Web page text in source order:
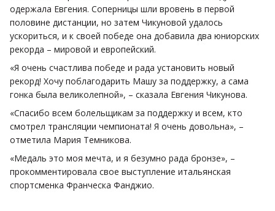
одержала Евгения. Соперницы шли вровень в первой
половине дистанции, но затем Чикуновой удалось
ускориться, и к своей победе она добавила два юниорских
рекорда – мировой и европейский.
«Я очень счастлива победе и рада установить новый
рекорд! Хочу поблагодарить Машу за поддержку, а сама
гонка была великолепной», – сказала Евгения Чикунова.
«Спасибо всем болельщикам за поддержку и всем, кто
смотрел трансляции чемпионата! Я очень довольна», –
отметила Мария Темникова.
«Медаль это моя мечта, и я безумно рада бронзе», –
прокомментировала свое выступление итальянская
спортсменка Франческа Фанджио.